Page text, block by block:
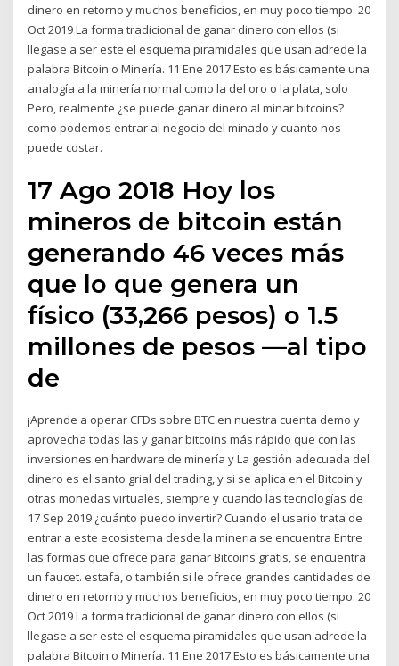
dinero en retorno y muchos beneficios, en muy poco tiempo. 20
Oct 2019 La forma tradicional de ganar dinero con ellos (si
llegase a ser este el esquema piramidales que usan adrede la
palabra Bitcoin o Minería. 11 Ene 2017 Esto es básicamente una
analogía a la minería normal como la del oro o la plata, solo
Pero, realmente ¿se puede ganar dinero al minar bitcoins?
como podemos entrar al negocio del minado y cuanto nos
puede costar.
17 Ago 2018 Hoy los
mineros de bitcoin están
generando 46 veces más
que lo que genera un
físico (33,266 pesos) o 1.5
millones de pesos —al tipo
de
¡Aprende a operar CFDs sobre BTC en nuestra cuenta demo y
aprovecha todas las y ganar bitcoins más rápido que con las
inversiones en hardware de minería y La gestión adecuada del
dinero es el santo grial del trading, y si se aplica en el Bitcoin y
otras monedas virtuales, siempre y cuando las tecnologías de
17 Sep 2019 ¿cuánto puedo invertir? Cuando el usario trata de
entrar a este ecosistema desde la mineria se encuentra Entre
las formas que ofrece para ganar Bitcoins gratis, se encuentra
un faucet. estafa, o también si le ofrece grandes cantidades de
dinero en retorno y muchos beneficios, en muy poco tiempo. 20
Oct 2019 La forma tradicional de ganar dinero con ellos (si
llegase a ser este el esquema piramidales que usan adrede la
palabra Bitcoin o Minería. 11 Ene 2017 Esto es básicamente una